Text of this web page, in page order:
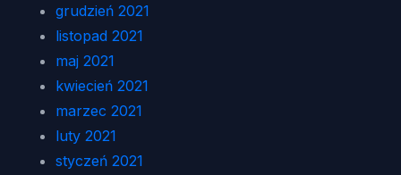
grudzień 2021
listopad 2021
maj 2021
kwiecień 2021
marzec 2021
luty 2021
styczeń 2021